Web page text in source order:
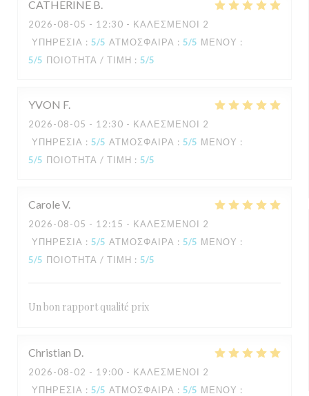
CATHERINE B
2026-08-05 - 12:30 - ΚΑΛΕΣΜΈΝΟΙ 2
ΥΠΗΡΕΣΊΑ : 5/5 ΑΤΜΌΣΦΑΙΡΑ : 5/5 ΜΕΝΟΎ :
5/5 ΠΟΙΌΤΗΤΑ / ΤΙΜΉ : 5/5
YVON F
2026-08-05 - 12:30 - ΚΑΛΕΣΜΈΝΟΙ 2
ΥΠΗΡΕΣΊΑ : 5/5 ΑΤΜΌΣΦΑΙΡΑ : 5/5 ΜΕΝΟΎ :
5/5 ΠΟΙΌΤΗΤΑ / ΤΙΜΉ : 5/5
CaroleV
2026-08-05 - 12:15 - ΚΑΛΕΣΜΈΝΟΙ 2
ΥΠΗΡΕΣΊΑ : 5/5 ΑΤΜΌΣΦΑΙΡΑ : 5/5 ΜΕΝΟΎ :
5/5 ΠΟΙΌΤΗΤΑ / ΤΙΜΉ : 5/5
Un bon rapport qualité prix
Christian D
2026-08-02 - 19:00 - ΚΑΛΕΣΜΈΝΟΙ 2
ΥΠΗΡΕΣΊΑ : 5/5 ΑΤΜΌΣΦΑΙΡΑ : 5/5 ΜΕΝΟΎ :